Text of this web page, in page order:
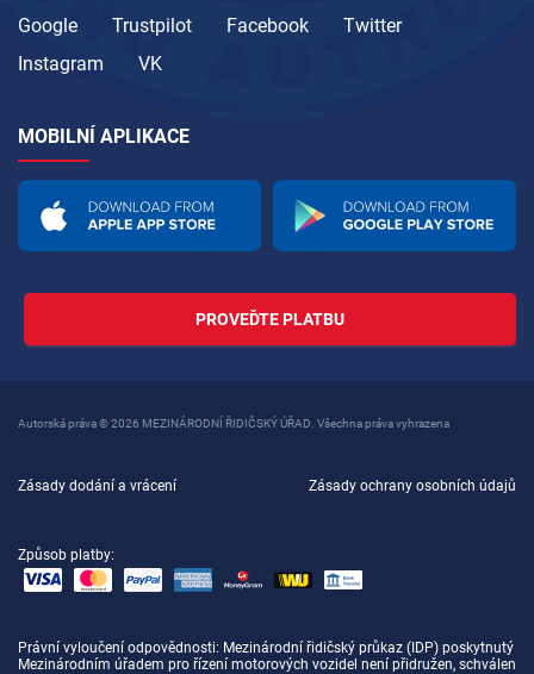
Google Trustpilot Facebook
Twitter
Instagram
VK
MOBILNÍ APLIKACE
PROVEĎTE PLATBU
Autorská práva © 2026 MEZINÁRODNÍ ŘIDIČSKÝ ÚŘAD. Všechna práva vyhrazena
Zásady dodání a vrácení Zásady ochrany osobních údajů
Způsob platby:
Právní vyloučení odpovědnosti: Mezinárodní řidičský průkaz (IDP) poskytnutý
Mezinárodním úřadem pro řízení motorových vozidel není přidružen, schválen